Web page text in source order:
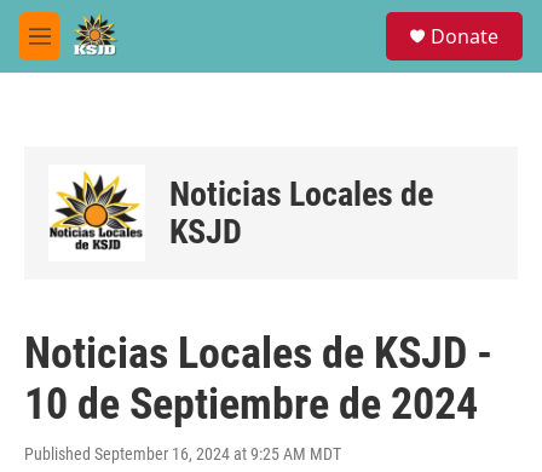
Skip to main content
M
e
Donate
Noticias Locales de
KSJD
Noticias Locales de KSJD -
10 de Septiembre de 2024
Published September 16, 2024 at 9:25 AM MDT